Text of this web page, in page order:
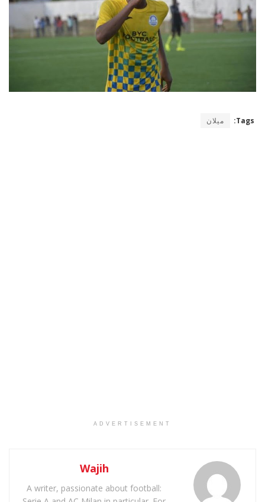
Tags: ميلان
ADVERTISEMENT
Wajih
A writer, passionate about football: